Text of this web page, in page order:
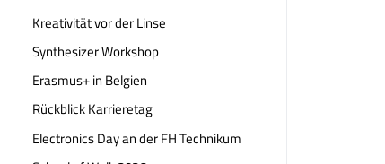
Kreativität vor der Linse
Synthesizer Workshop
Erasmus+ in Belgien
Rückblick Karrieretag
Electronics Day an der FH Technikum